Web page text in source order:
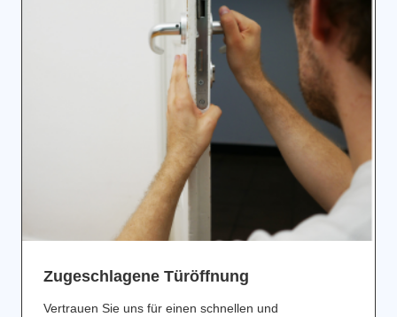
Zugeschlagene Türöffnung
Vertrauen Sie uns für einen schnellen und